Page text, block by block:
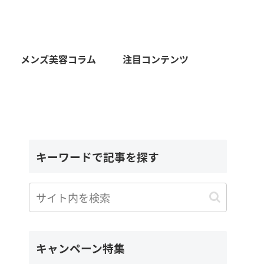
メンズ美容コラム 注目コンテンツ
キーワードで記事を探す
キャンペーン特集